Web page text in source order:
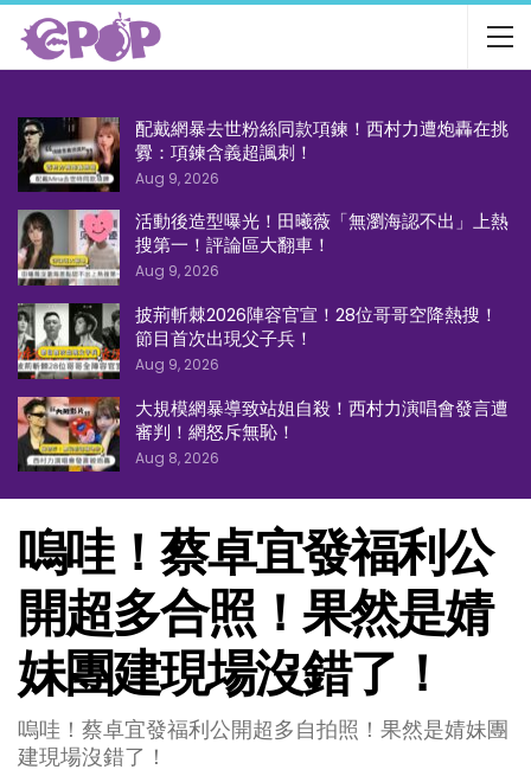
配戴網暴去世粉絲同款項鍊！西村力遭炮轟在挑
釁：項鍊含義超諷刺！
Aug 9, 2026
活動後造型曝光！田曦薇「無瀏海認不出」上熱
搜第一！評論區大翻車！
Aug 9, 2026
披荊斬棘2026陣容官宣！28位哥哥空降熱搜！
節目首次出現父子兵！
Aug 9, 2026
大規模網暴導致站姐自殺！西村力演唱會發言遭
審判！網怒斥無恥！
Aug 8, 2026
嗚哇！蔡卓宜發福利公
開超多合照！果然是婧
妹團建現場沒錯了！
嗚哇！蔡卓宜發福利公開超多自拍照！果然是婧妹團
建現場沒錯了！